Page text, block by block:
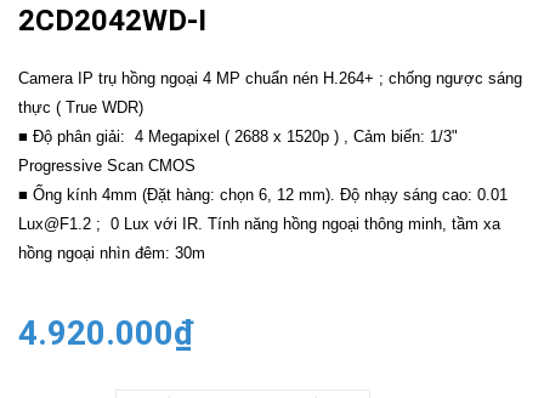
2CD2042WD-I
Camera IP trụ hồng ngoại 4 MP chuẩn nén H.264+ ; chống ngược sáng
thực ( True WDR)
■ Độ phân giải: 4 Megapixel ( 2688 x 1520p ) , Cảm biến: 1/3"
Progressive Scan CMOS
■ Ống kính 4mm (Đặt hàng: chọn 6, 12 mm). Độ nhạy sáng cao: 0.01
Lux@F1.2 ; 0 Lux với IR. Tính năng hồng ngoại thông minh, tầm xa
hồng ngoại nhìn đêm: 30m
4.920.000₫